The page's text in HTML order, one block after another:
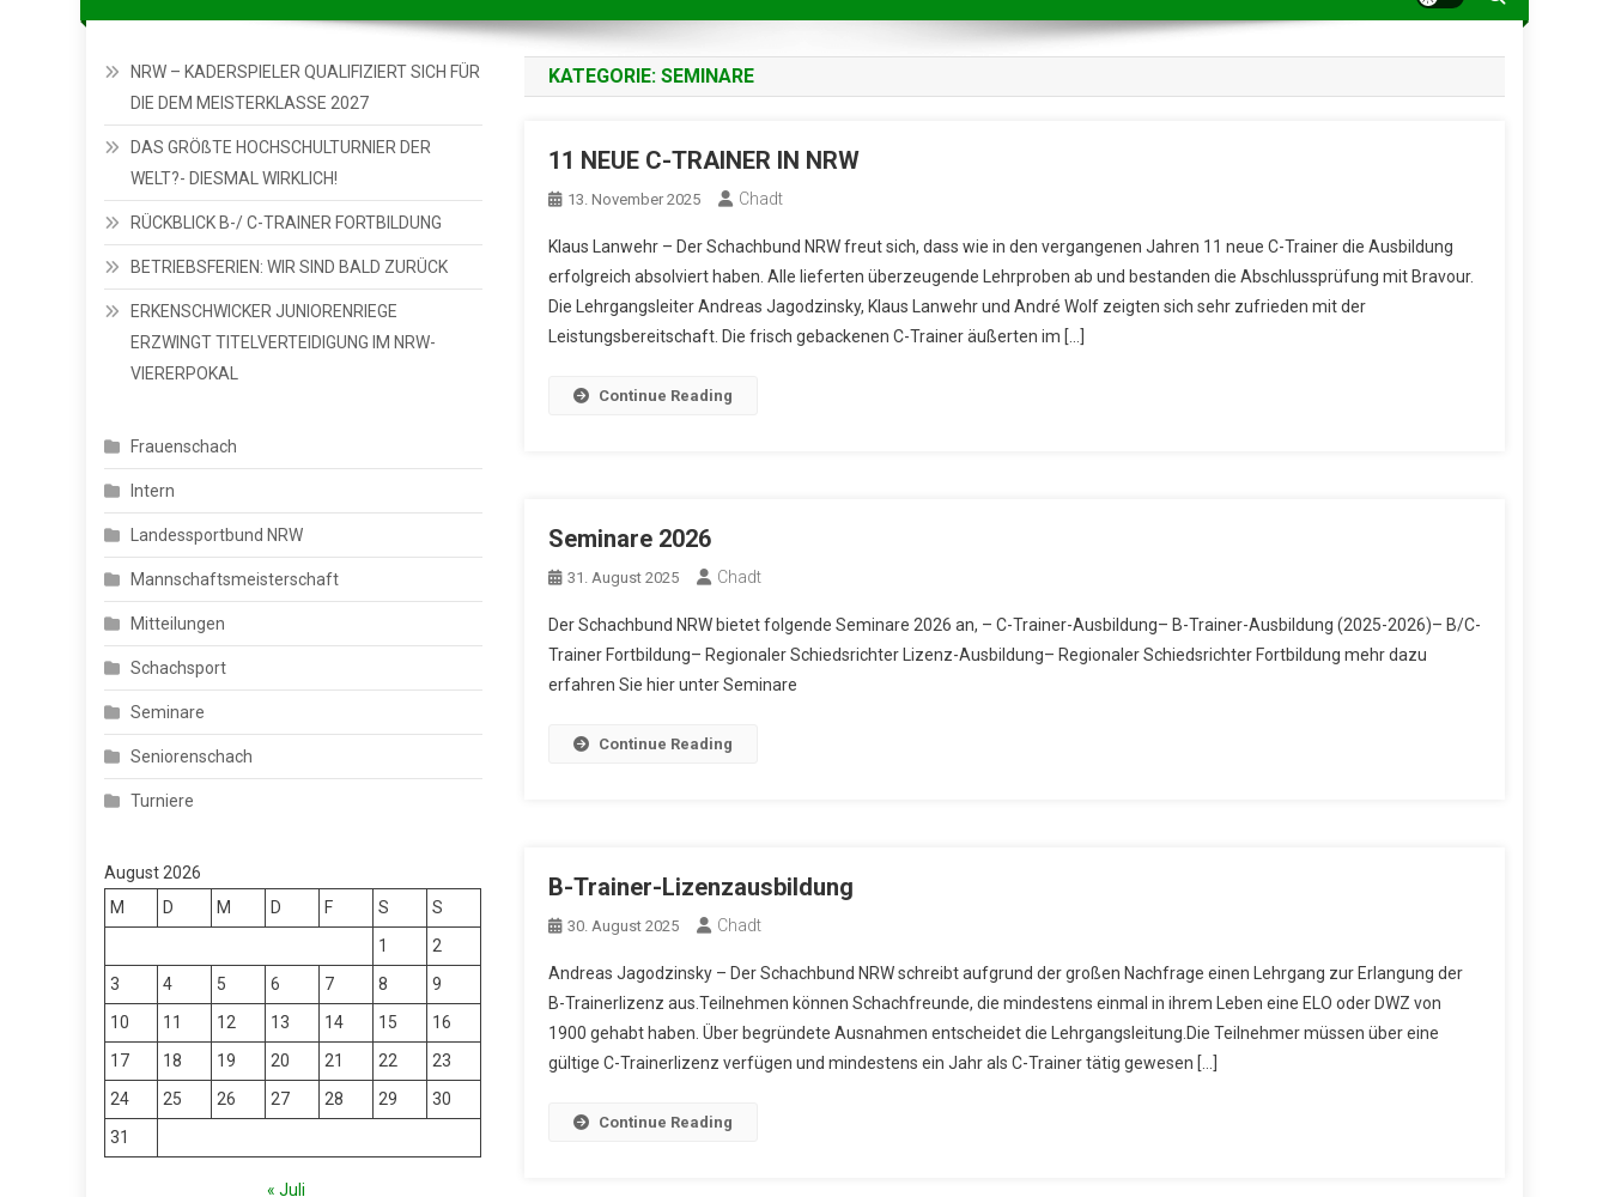
KATEGORIE: SEMINARE
11 NEUE C-TRAINER IN NRW
13. November 2025 Chadt
Klaus Lanwehr – Der Schachbund NRW freut sich, dass wie in den vergangenen Jahren 11 neue C-Trainer die Ausbildung
erfolgreich absolviert haben. Alle lieferten überzeugende Lehrproben ab und bestanden die Abschlussprüfung mit Bravour.
Die Lehrgangsleiter Andreas Jagodzinsky, Klaus Lanwehr und André Wolf zeigten sich sehr zufrieden mit der
Leistungsbereitschaft. Die frisch gebackenen C-Trainer äußerten im […]
Continue Reading
Seminare 2026
31. August 2025 Chadt
Der Schachbund NRW bietet folgende Seminare 2026 an, – C-Trainer-Ausbildung– B-Trainer-Ausbildung (2025-2026)– B/C-
Trainer Fortbildung– Regionaler Schiedsrichter Lizenz-Ausbildung– Regionaler Schiedsrichter Fortbildung mehr dazu
erfahren Sie hier unter Seminare
Continue Reading
B-Trainer-Lizenzausbildung
30. August 2025 Chadt
Andreas Jagodzinsky – Der Schachbund NRW schreibt aufgrund der großen Nachfrage einen Lehrgang zur Erlangung der
B-Trainerlizenz aus.Teilnehmen können Schachfreunde, die mindestens einmal in ihrem Leben eine ELO oder DWZ von
1900 gehabt haben. Über begründete Ausnahmen entscheidet die Lehrgangsleitung.Die Teilnehmer müssen über eine
gültige C-Trainerlizenz verfügen und mindestens ein Jahr als C-Trainer tätig gewesen […]
Continue Reading
NRW – KADERSPIELER QUALIFIZIERT SICH FÜR
DIE DEM MEISTERKLASSE 2027
DAS GRÖßTE HOCHSCHULTURNIER DER
WELT?- DIESMAL WIRKLICH!
RÜCKBLICK B-/ C-TRAINER FORTBILDUNG
BETRIEBSFERIEN: WIR SIND BALD ZURÜCK
ERKENSCHWICKER JUNIORENRIEGE
ERZWINGT TITELVERTEIDIGUNG IM NRW-
VIERERPOKAL
Frauenschach
Intern
Landessportbund NRW
Mannschaftsmeisterschaft
Mitteilungen
Schachsport
Seminare
Seniorenschach
Turniere
August 2026
M
D M D F S
S
1
2
3
4 5 6 7 8
9
10
11 12 13 14 15
16
17
18 19 20 21 22
23
24
25 26 27 28 29
30
31
« Juli